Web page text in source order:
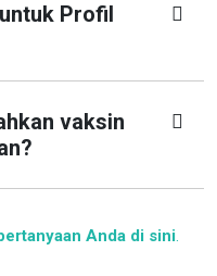
Profil
vaksin
Anda di sini.